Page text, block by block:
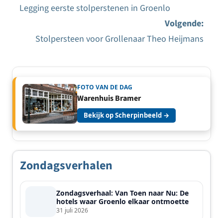
Bericht
navigatie
Legging eerste stolperstenen in Groenlo
Volgende:
Stolpersteen voor Grollenaar Theo Heijmans
FOTO VAN DE DAG
Warenhuis Bramer
Bekijk op Scherpinbeeld →
Zondagsverhalen
Zondagsverhaal: Van Toen naar Nu: De
hotels waar Groenlo elkaar ontmoette
31 juli 2026